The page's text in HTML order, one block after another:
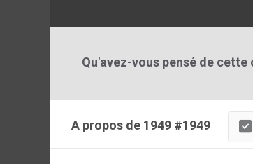
Qu'avez-vous pensé de cette
A propos de 1949 #1949